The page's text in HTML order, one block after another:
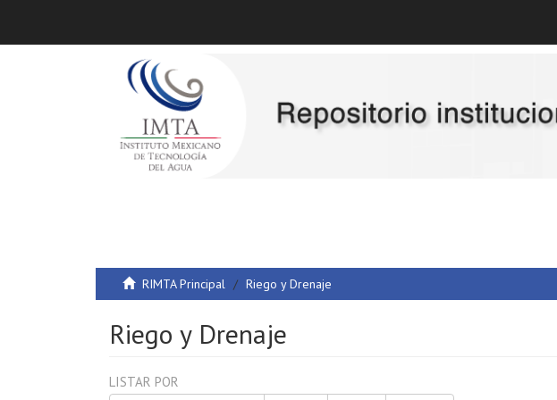
RIMTA Principal Riego y Drenaje
Riego y Drenaje
LISTAR POR